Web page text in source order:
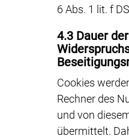
6 Abs. 1 lit. f
4.3 Dauer
Cookies
Rechner des
und von
übermittelt.